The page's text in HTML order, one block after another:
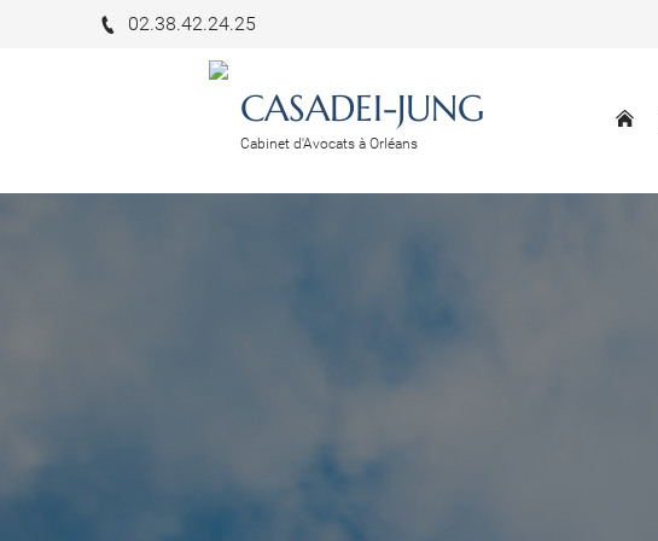
CASADEI-JUNG
Cabinet d'Avocats à Orléans
02.38.42.24.25